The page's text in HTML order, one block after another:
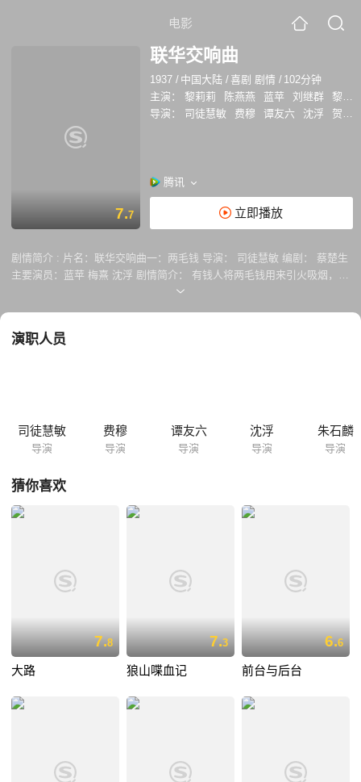
电影
7.7
联华交响曲
1937 / 中国大陆 /喜剧 剧情 / 102分钟
主演：
黎莉莉 陈燕燕 蓝苹 刘继群
黎灼灼
导演：
司徒慧敏 费穆 谭友六 沈浮 贺孟斧
腾讯
立即播放
剧情简介 : 片名：联华交响曲一：两毛钱 导演： 司徒慧敏 编剧： 蔡楚生
主要演员：蓝苹 梅熹 沈浮 剧情简介： 有钱人将两毛钱用来引火吸烟，流
浪汉用两毛钱勉强充饥，而倒霉的独轮车夫却因这两毛钱被认为帮运毒
警铃 裴冲 剧情简介： 两个女人做了三个恶梦：第一个，一个士兵在战场
演职人员
司徒慧敏
导演
费穆
导演
谭友六
导演
沈浮
导演
朱石麟
导演
猜你喜欢
7.8
大路
7.3
狼山喋血记
6.6
前台与后台